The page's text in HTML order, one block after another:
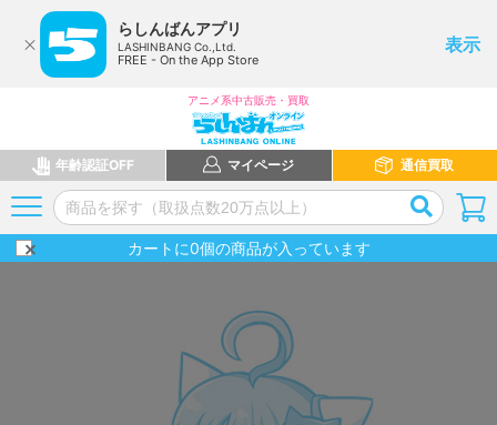
らしんばんアプリ
LASHINBANG Co.,Ltd.
FREE - On the App Store
表示
アニメ系中古販売・買取
年齢認証OFF マイページ 通信買取
カートに0個の商品が入っています